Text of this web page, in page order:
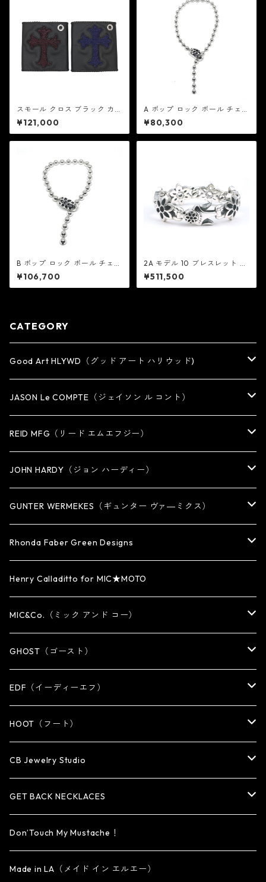
スモール クロス ブラック カウ
ハイド - スティングレイ：REI
D MFG リード エムエフジー
¥121,000
A ポップ ロック ボール チェー
ン ブレスレット V2：Good A
rt HLYWD グッド アート ハリ
ウッド
¥80,300
B ポップ ロック ボール チェー
ン ブレスレット V2：Good A
rt HLYWD グッド アート ハリ
ウッド
¥106,700
2A モデル 10 ブレスレット カ
ットアウト ロゼット：Good A
rt HLYWD グッド アート ハリ
ウッド
¥511,500
CATEGORY
Good Art HLYWD（グッド アート ハリウッド)
RING
EARRING・EAR CUFF
PENDANT
BRACELET
WATCH BAND
CUFF・BUNGLE
NECKLACE
KEY CHAIN
WALLET CHAIN
WALLET・CARD CASE
HAT・CAP
OTHER
JASON Le COMPTE（ジェイソン ル コント）
NECKLACE
BRACELET
KEY CHAIN
REID MFG（リード エムエフジー）
RING
EARRING
PENDANT
BRACELET/CUFF
NECKLACE
WALLET
WALLET CHAIN
KEY CHAIN
OTHER ITEM
reMIC
JOHN HARDY（ジョン ハーディー）
RING
BRACELET
PENDANT / NECKLACE
GUNTER WERMEKES（ギュンター ヴァ―ミクス）
RING
PENDANT / NECKLACE
EARRING
OTHER
Rhonda Faber Green Designs
RING
PENDANT
EARRING
Henry Calladitto for MIC★MOTO
MIC&Co.（ミック アンド コー）
RING
EARRING
PENDANT
NECKLACE
BRACELET
KEY CHAIN
OTHER
GHOST（ゴースト）
RING
EARRING
PENDANT
NECKLACE
BRACELET
CUFF
EDF（イーディーエフ）
RING
PENDANT
CUFF・BANGLE
HOOT（フート）
RING
EARRING
PENDANT
BRACELET
CB Jewelry Studio
RING
EARRING・EAR CUFF
PENDANT
GET BACK NECKLACES
ORIGINAL COLLECTION
SMALL
Don’Touch My Mustache！
Made in LA（メイド イン エルエー）